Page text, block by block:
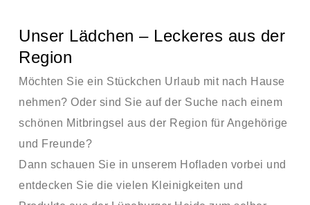
Unser Lädchen – Leckeres aus der
Region
Möchten Sie ein Stückchen Urlaub mit nach Hause
nehmen? Oder sind Sie auf der Suche nach einem
schönen Mitbringsel aus der Region für Angehörige
und Freunde?
Dann schauen Sie in unserem Hofladen vorbei und
entdecken Sie die vielen Kleinigkeiten und